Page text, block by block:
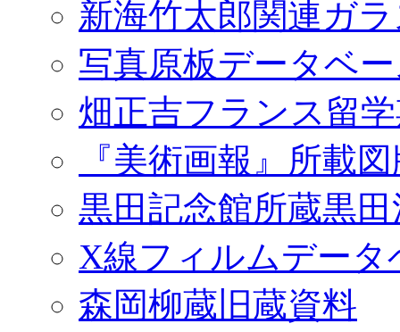
新海竹太郎関連ガ
写真原板データベ
畑正吉フランス留
『美術画報』所載
黒田記念館所蔵黒
X線フィルムデータ
森岡柳蔵旧蔵資料